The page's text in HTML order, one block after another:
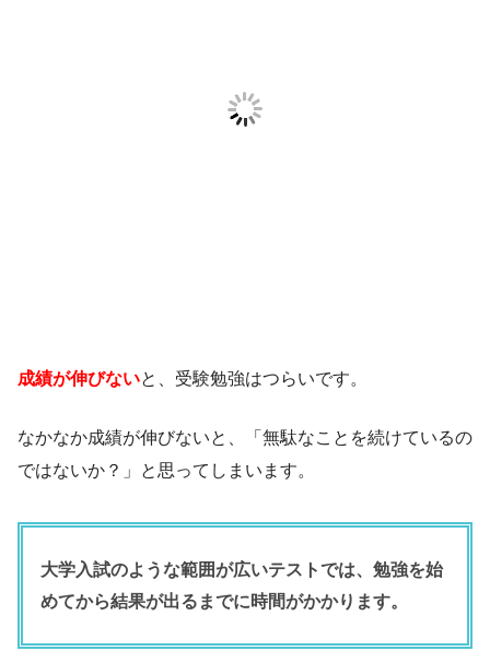
成績が伸びないと、受験勉強はつらいです。
なかなか成績が伸びないと、「無駄なことを続けているの
ではないか？」と思ってしまいます。
大学入試のような範囲が広いテストでは、勉強を始
めてから結果が出るまでに時間がかかります。